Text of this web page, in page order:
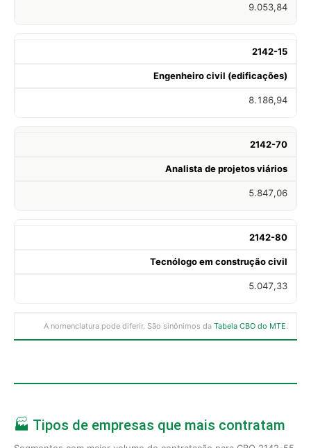
9.053,84
2142-15
Engenheiro civil (edificações)
8.186,94
2142-70
Analista de projetos viários
5.847,06
2142-80
Tecnólogo em construção civil
5.047,33
A nomenclatura pode diferir. São sinônimos da Tabela CBO do MTE.
🏭 Tipos de empresas que mais contratam